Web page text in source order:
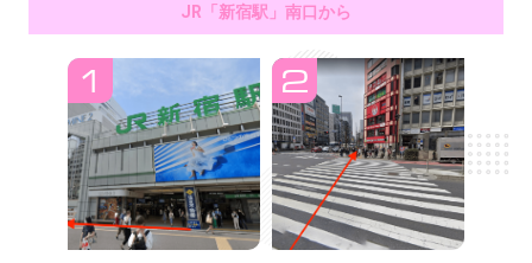
JR「新宿駅」南口から